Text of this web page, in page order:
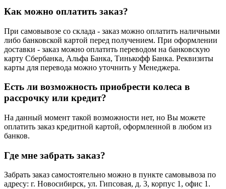
Как можно оплатить заказ?
При самовывозе со склада - заказ можно оплатить наличными
либо банковской картой перед получением. При оформлении
доставки - заказ можно оплатить переводом на банковскую
карту Сбербанка, Альфа Банка, Тинькофф Банка. Реквизиты
карты для перевода можно уточнить у Менеджера.
Есть ли возможность приобрести колеса в
рассрочку или кредит?
На данный момент такой возможности нет, но Вы можете
оплатить заказ кредитной картой, оформленной в любом из
банков.
Где мне забрать заказ?
Забрать заказ самостоятельно можно в пункте самовывоза по
адресу: г. Новосибирск, ул. Гипсовая, д. 3, корпус 1, офис 1.